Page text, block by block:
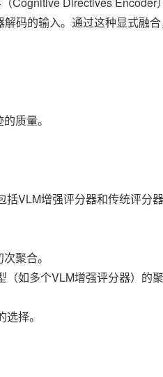
码的输入。通过这种显式融
质量。
VLM增强评分器和传统评分
聚合。
如多个VLM增强评分器）的聚
择。